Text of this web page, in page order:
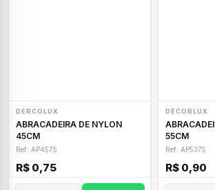
DERCOLUX
ABRACADEIRA DE NYLON
45CM
Ref: AP4575
R$ 0,75
DECORLUX
55CM
Ref: AP5375
R$ 0,90